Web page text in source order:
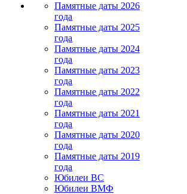
Памятные даты 2026
года
Памятные даты 2025
года
Памятные даты 2024
года
Памятные даты 2023
года
Памятные даты 2022
года
Памятные даты 2021
года
Памятные даты 2020
года
Памятные даты 2019
года
Юбилеи ВС
Юбилеи ВМФ